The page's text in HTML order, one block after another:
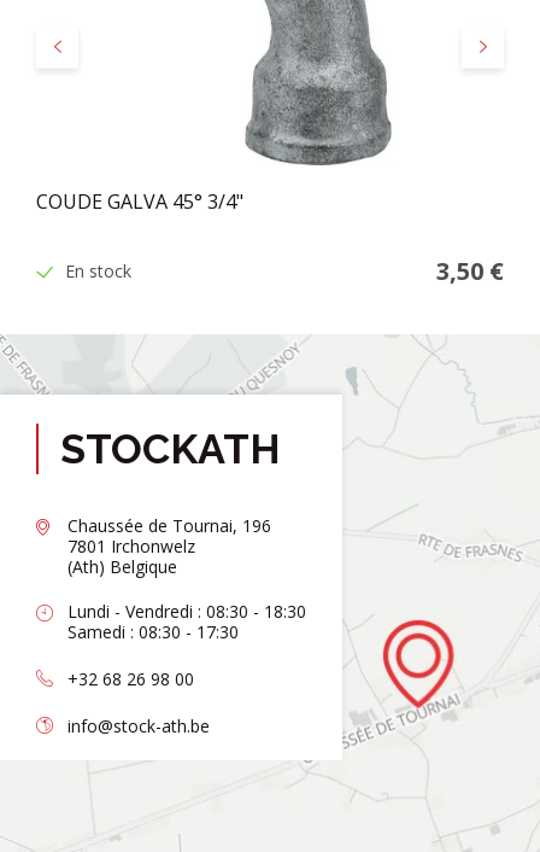
Précédent Suivant
COUDE GALVA 45° 3/4"
En stock 3,50 €
STOCKATH
Chaussée de Tournai, 196
7801 Irchonwelz
(Ath) Belgique
Lundi - Vendredi : 08:30 - 18:30
Samedi : 08:30 - 17:30
+32 68 26 98 00
info@stock-ath.be